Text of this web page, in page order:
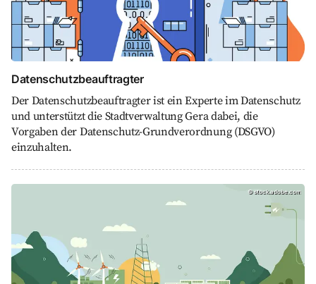
Datenschutzbeauftragter
Der Datenschutzbeauftragter ist ein Experte im Datenschutz
und unterstützt die Stadtverwaltung Gera dabei, die
Vorgaben der Datenschutz-Grundverordnung (DSGVO)
einzuhalten.
Klimaschutzmanager, stock.adobe.com© stock.adobe.com